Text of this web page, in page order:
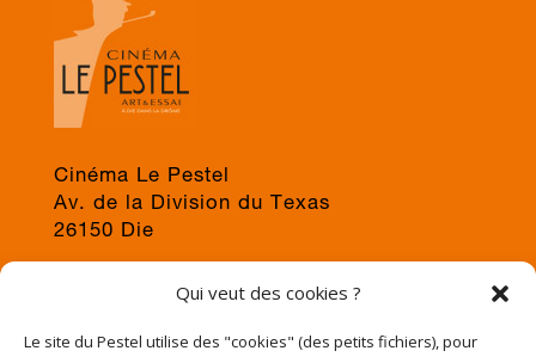
Qui veut des cookies ?
Le site du Pestel utilise des "cookies" (des petits fichiers), pour
Cinéma Le Pestel
Av. de la Division du Texas
26150 Die
jps@cinema-le-pestel.fr
oumediation@cinema-le-pestel.fr